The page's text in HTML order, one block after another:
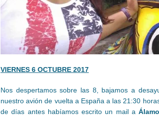
VIERNES 6 OCTUBRE 2017
Nos despertamos sobre las 8, bajamos a
nuestro avión de vuelta a España a las 21:30
de días antes habíamos escrito un mail aÁlamo